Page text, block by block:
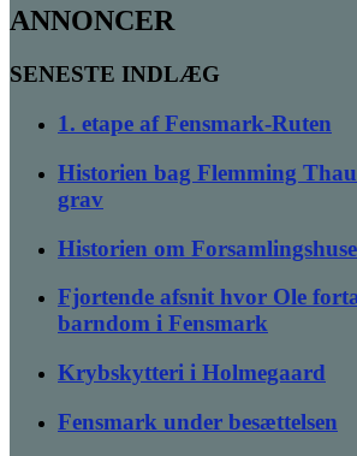
ANNONCER
SENESTE INDLÆG
1. etape af Fensmark-Ruten
Historien bag Flemming
grav
Historien om
Fjortende afsnit hvor Ole
barndom i Fensmark
Krybskytteri i Holmegaard
Fensmark under besættelsen